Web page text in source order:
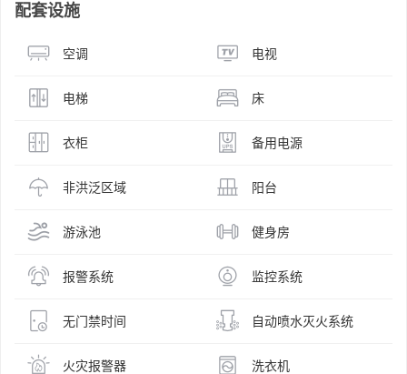
配套设施
空调 电视
电梯 床
衣柜 备用电源
非洪泛区域 阳台
游泳池 健身房
报警系统 监控系统
无门禁时间 自动喷水灭火系统
火灾报警器 洗衣机